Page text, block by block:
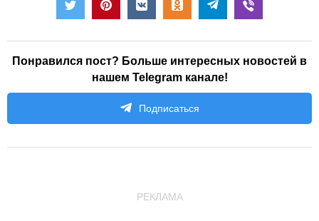
Понравился пост? Больше интересных новостей в
нашем Telegram канале!
Подписаться
РЕКЛАМА